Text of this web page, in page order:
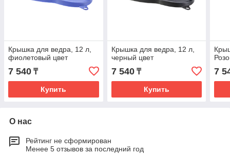
Крышка для ведра, 12 л,
фиолетовый цвет
7 540 ₸
Купить
Крышка для ведра, 12 л,
черный цвет
7 540₸
Купить
7
О нас
Рейтинг не сформирован
Менее 5 отзывов за последний год